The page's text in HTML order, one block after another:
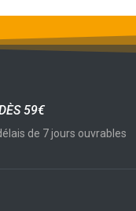
59€
de 7 jours ouvrables